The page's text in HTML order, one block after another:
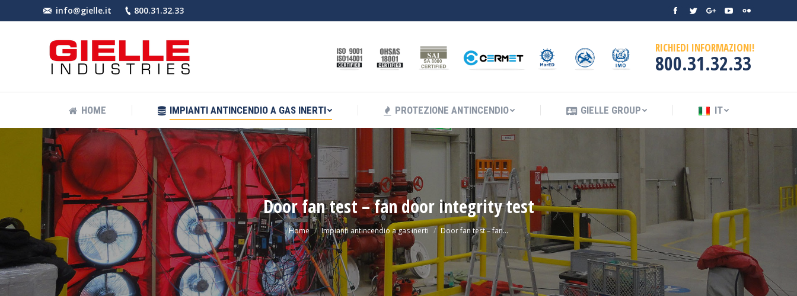
info@gielle.it 800.31.32.33 Facebook
TwitterGoogle+
YouTube
Flickr
RICHIEDI INFORMAZIONI!
800.31.32.33
HOME IMPIANTI ANTINCENDIO A GAS INERTI PROTEZIONE ANTINCENDIO GIELLE GROUP IT
Door fan test – fan door integrity test
You are here: Home Impianti antincendio a gas inerti Door fan test – fan…
HOME IMPIANTI ANTINCENDIO A GAS INERTI PROTEZIONE ANTINCENDIO GIELLE GROUP IT